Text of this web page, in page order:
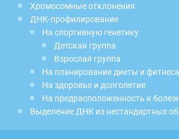
Хромосомные отклонения
ДНК-профилирование
На спортивную генетику
Детская группа
Взрослая группа
На планирование диеты и фитнеса
На здоровье и долголетие
На предрасположенность к
Выделение ДНК из нестандартных